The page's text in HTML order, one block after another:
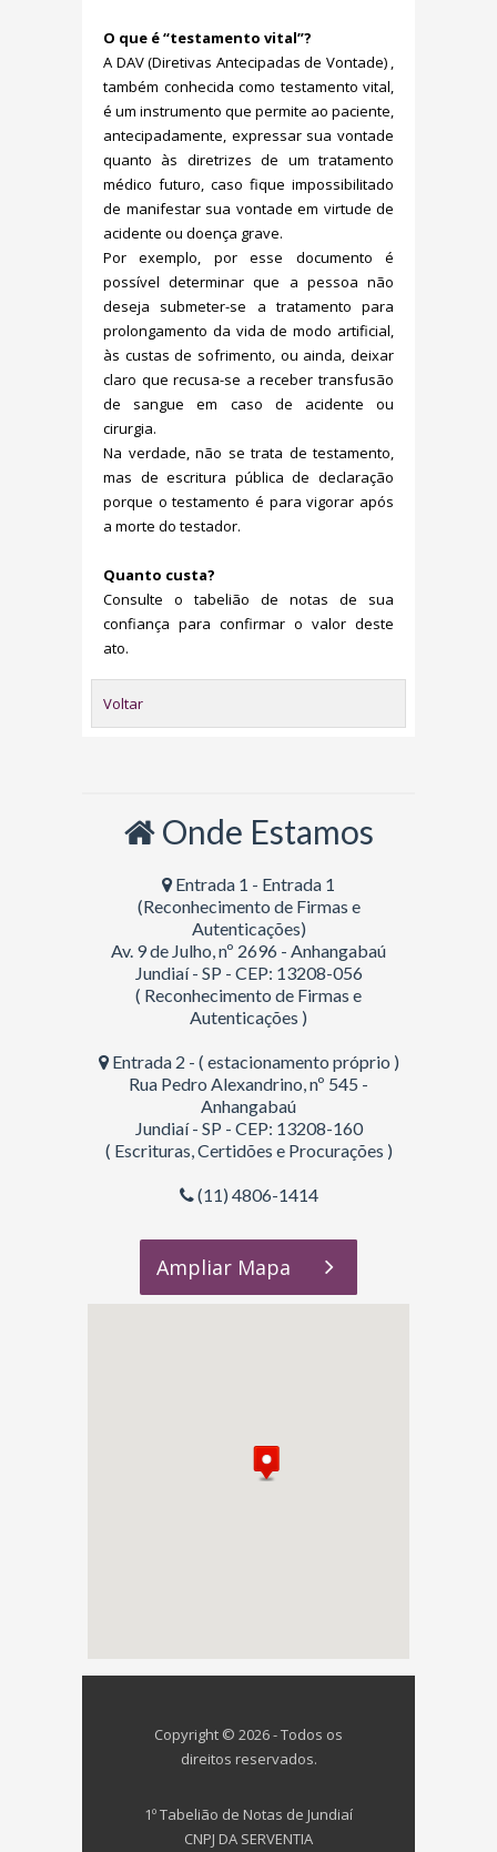
O que é “testamento vital”?
A DAV (Diretivas Antecipadas de Vontade) ,
também conhecida como testamento vital,
é um instrumento que permite ao paciente,
antecipadamente, expressar sua vontade
quanto às diretrizes de um tratamento
médico futuro, caso fique impossibilitado
de manifestar sua vontade em virtude de
acidente ou doença grave.
Por exemplo, por esse documento é
possível determinar que a pessoa não
deseja submeter-se a tratamento para
prolongamento da vida de modo artificial,
às custas de sofrimento, ou ainda, deixar
claro que recusa-se a receber transfusão
de sangue em caso de acidente ou
cirurgia.
Na verdade, não se trata de testamento,
mas de escritura pública de declaração
porque o testamento é para vigorar após
a morte do testador.
Quanto custa?
Consulte o tabelião de notas de sua
confiança para confirmar o valor deste
ato.
Voltar
Onde Estamos
Entrada 1 - Entrada 1
(Reconhecimento de Firmas e
Autenticações)
Av. 9 de Julho, nº 2696 - Anhangabaú
Jundiaí - SP - CEP: 13208-056
( Reconhecimento de Firmas e
Autenticações )
Entrada 2 - ( estacionamento próprio )
Rua Pedro Alexandrino, nº 545 -
Anhangabaú
Jundiaí - SP - CEP: 13208-160
( Escrituras, Certidões e Procurações )
(11) 4806-1414
Ampliar Mapa
Copyright © 2026 - Todos os
direitos reservados.
1º Tabelião de Notas de Jundiaí
CNPJ DA SERVENTIA